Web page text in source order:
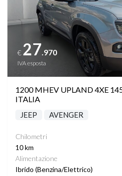
TASCHE SU
TELECAMERA
VETRI
VIRTUAL
VOLANTE
€ 27 .970
IVA esposta
1200 MHEV UPLAND 4XE
ITALIA
JEEP AVENGER
Chilometri
10 km
Alimentazione
Ibrido (Benzina/Elettrico)